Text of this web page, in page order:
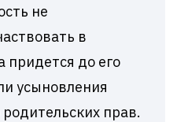
не
в
придется до его
усыновления
прав.